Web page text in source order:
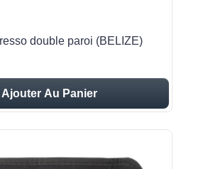
double paroi (BELIZE)
Ajouter Au Panier